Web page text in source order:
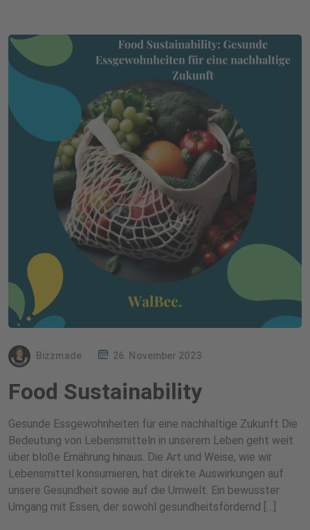
Bizzmade 26. November 2023
Food Sustainability
Gesunde Essgewohnheiten für eine nachhaltige Zukunft Die
Bedeutung von Lebensmitteln in unserem Leben geht weit
über bloße Ernährung hinaus. Die Art und Weise, wie wir
Lebensmittel konsumieren, hat direkte Auswirkungen auf
unsere Gesundheit sowie auf die Umwelt. Ein bewusster
Umgang mit Essen, der sowohl gesundheitsfördernd […]